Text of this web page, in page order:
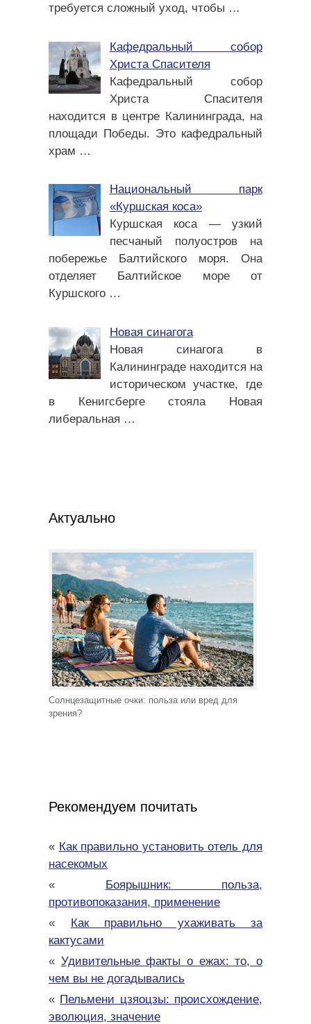
требуется сложный уход, чтобы …
Кафедральный собор
Христа Спасителя
Кафедральный собор
Христа Спасителя
находится в центре Калининграда, на
площади Победы. Это кафедральный
храм …
Национальный парк
«Куршская коса»
Куршская коса — узкий
песчаный полуостров на
побережье Балтийского моря. Она
отделяет Балтийское море от
Куршского …
Новая синагога
Новая синагога в
Калининграде находится на
историческом участке, где
в Кенигсберге стояла Новая
либеральная …
Актуально
Солнцезащитные очки: польза или вред для
зрения?
Рекомендуем почитать
« Как правильно установить отель для
насекомых
« Боярышник: польза,
противопоказания, применение
« Как правильно ухаживать за
кактусами
« Удивительные факты о ежах: то, о
чем вы не догадывались
« Пельмени цзяоцзы: происхождение,
эволюция, значение